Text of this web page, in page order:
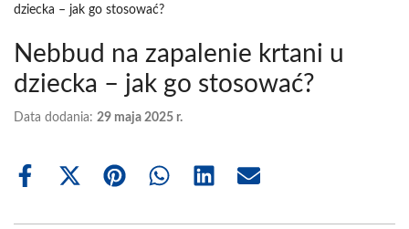
dziecka – jak go stosować?
Nebbud na zapalenie krtani u
dziecka – jak go stosować?
Data dodania: 29 maja 2025 r.
Share
Share
(Twitter)
Share Share Share Share